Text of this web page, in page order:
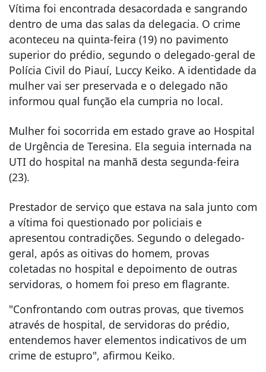
Vítima foi encontrada desacordada e sangrando
dentro de uma das salas da delegacia. O crime
aconteceu na quinta-feira (19) no pavimento
superior do prédio, segundo o delegado-geral de
Polícia Civil do Piauí, Luccy Keiko. A identidade da
mulher vai ser preservada e o delegado não
informou qual função ela cumpria no local.
Mulher foi socorrida em estado grave ao Hospital
de Urgência de Teresina. Ela seguia internada na
UTI do hospital na manhã desta segunda-feira
(23).
Prestador de serviço que estava na sala junto com
a vítima foi questionado por policiais e
apresentou contradições. Segundo o delegado-
geral, após as oitivas do homem, provas
coletadas no hospital e depoimento de outras
servidoras, o homem foi preso em flagrante.
"Confrontando com outras provas, que tivemos
através de hospital, de servidoras do prédio,
entendemos haver elementos indicativos de um
crime de estupro", afirmou Keiko.